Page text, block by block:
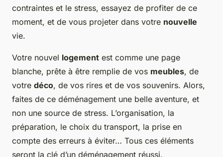
contraintes et le stress, essayez de profiter de ce
moment, et de vous projeter dans votre nouvelle
vie.
Votre nouvel logement est comme une page
blanche, prête à être remplie de vos meubles, de
votre déco, de vos rires et de vos souvenirs. Alors,
faites de ce déménagement une belle aventure, et
non une source de stress. L’organisation, la
préparation, le choix du transport, la prise en
compte des erreurs à éviter… Tous ces éléments
seront la clé d’un déménagement réussi.